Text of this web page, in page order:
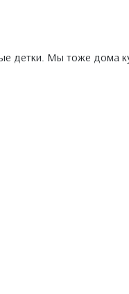
детки. Мы тоже дома